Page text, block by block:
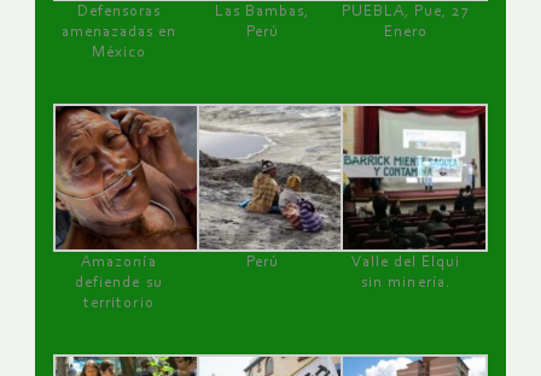
Defensoras
amenazadas en
México
Las Bambas,
Perú
PUEBLA, Pue, 27
Enero
Amazonía
defiende su
territorio
Perú
Valle del Elqui
sin minería.